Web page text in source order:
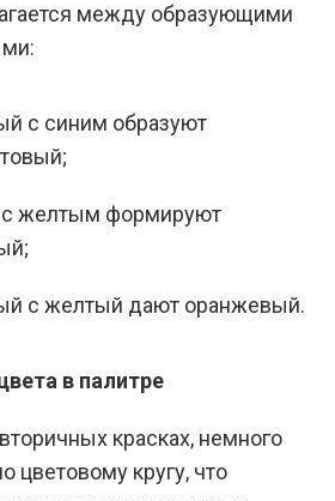
между образующими
с синим образуют
с желтым формируют
с желтый дают оранжевый.
в палитре
красках, немного
цветовому кругу, что